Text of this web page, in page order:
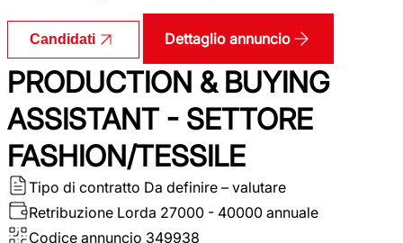
Candidati Dettaglio annuncio
PRODUCTION & BUYING
ASSISTANT - SETTORE
FASHION/TESSILE
Tipo di contratto Da definire – valutare
Retribuzione Lorda 27000 - 40000 annuale
Codice annuncio 349938